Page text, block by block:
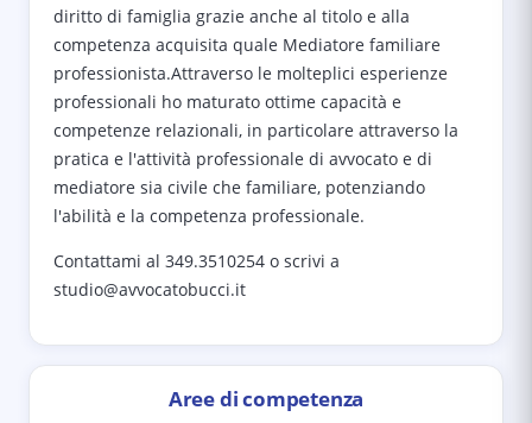
diritto di famiglia grazie anche al titolo e alla
competenza acquisita quale Mediatore familiare
professionista.Attraverso le molteplici esperienze
professionali ho maturato ottime capacità e
competenze relazionali, in particolare attraverso la
pratica e l'attività professionale di avvocato e di
mediatore sia civile che familiare, potenziando
l'abilità e la competenza professionale.
Contattami al 349.3510254 o scrivi a
studio@avvocatobucci.it
Aree di competenza